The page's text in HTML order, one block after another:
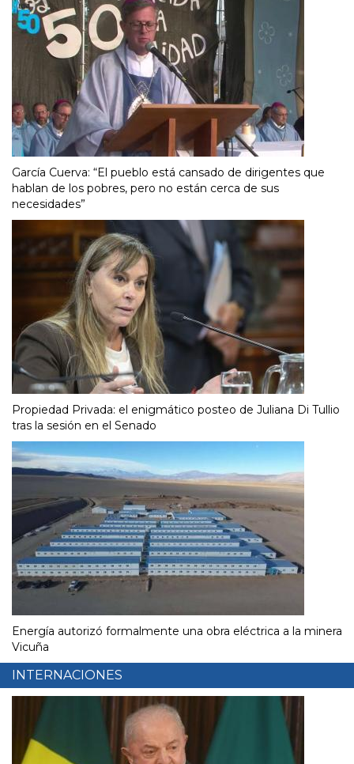
García Cuerva: “El pueblo está cansado de dirigentes que
hablan de los pobres, pero no están cerca de sus
necesidades”
Propiedad Privada: el enigmático posteo de Juliana Di Tullio
tras la sesión en el Senado
Energía autorizó formalmente una obra eléctrica a la minera
Vicuña
INTERNACIONES